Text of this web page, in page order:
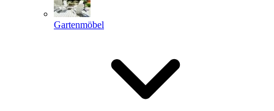
Gartenmöbel